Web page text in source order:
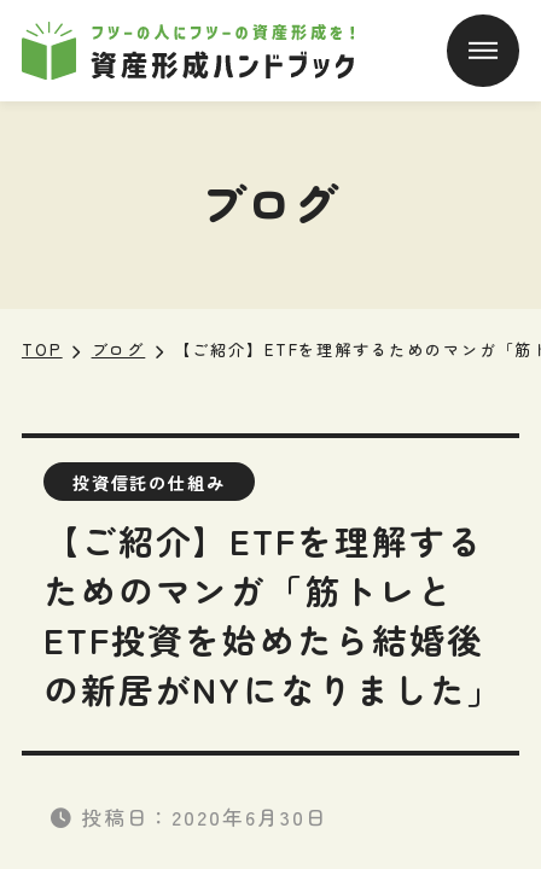
本文へ移動
ブログ
TOP ブログ 【ご紹介】ETFを理解するためのマンガ「
投資信託の仕組み
【ご紹介】ETFを理解する
ためのマンガ「筋トレと
ETF投資を始めたら結婚後
の新居がNYになりました」
投稿日： 2020年6月30日